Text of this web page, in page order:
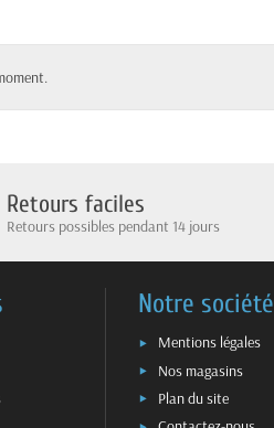
Retours faciles
Retours possibles pendant 14 jours
Notre société
Mentions légales
Nos magasins
Plan du site